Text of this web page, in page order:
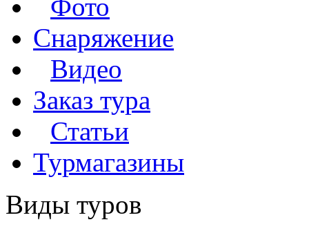
Фото
Снаряжение
Видео
Заказ тура
Статьи
Турмагазины
Виды туров